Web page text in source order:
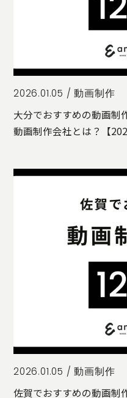
2026.01.05 /動画制作
大分でおすすめの動画制
動画制作会社とは？【
2026.01.05 /動画制作
佐賀でおすすめの動画制